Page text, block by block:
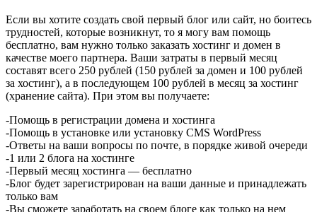
Если вы хотите создать свой первый блог или сайт, но боитесь
трудностей, которые возникнут, то я могу вам помощь
бесплатно, вам нужно только заказать хостинг и домен в
качестве моего партнера. Ваши затраты в первый месяц
составят всего 250 рублей (150 рублей за домен и 100 рублей
за хостинг), а в последующем 100 рублей в месяц за хостинг
(хранение сайта). При этом вы получаете:
-Помощь в регистрации домена и хостинга
-Помощь в установке или установку CMS WordPress
-Ответы на ваши вопросы по почте, в порядке живой очереди
-1 или 2 блога на хостинге
-Первый месяц хостинга — бесплатно
-Блог будет зарегистрирован на ваши данные и принадлежать
только вам
-Вы сможете заработать на своем блоге как только на нем